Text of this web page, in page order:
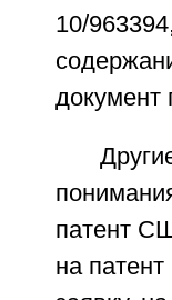
10/
документ
патент
на